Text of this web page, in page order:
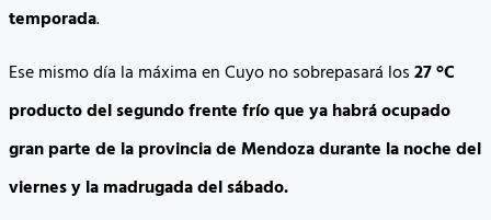
temporada.
Ese mismo día la máxima en Cuyo no sobrepasará los27 °C
producto del segundo frente frío que ya habrá ocupado
gran parte de la provincia de Mendoza durante la noche del
viernes y la madrugada del sábado.